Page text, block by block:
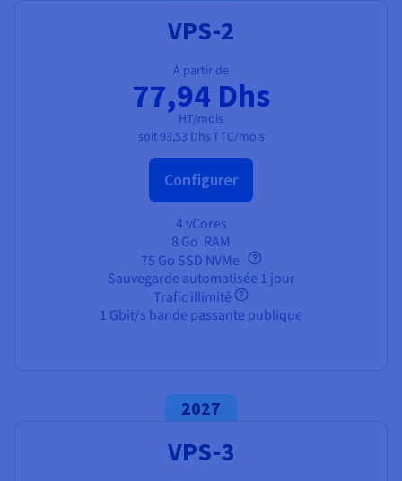
VPS-2
À partir de
77,94 Dhs
HT/mois
soit 93,53 DhsTTC/mois
Configurer
4 vCores
8 Go RAM
75 Go SSD NVMe
Sauvegarde automatisée 1 jour
Trafic illimité
1 Gbit/s bande passante publique
2027
VPS-3